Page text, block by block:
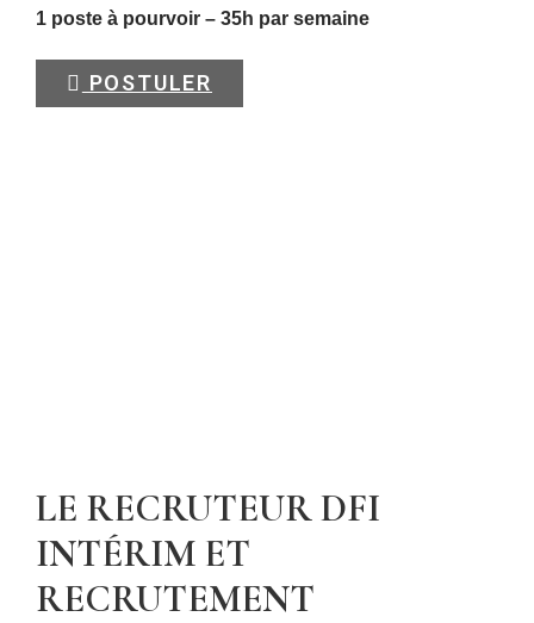
1 poste à pourvoir – 35h par semaine
POSTULER
LE RECRUTEUR DFI
INTÉRIM ET
RECRUTEMENT